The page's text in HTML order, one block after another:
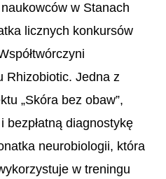
w Stanach
licznych konkursów
Rhizobiotic. Jedna z
„Skóra bez obaw”,
bezpłatną diagnostykę
neurobiologii, która
w treningu